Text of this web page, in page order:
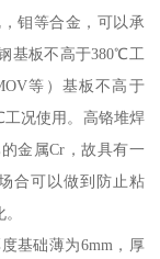
钼等合金，可以承
基板不高于380℃工
等）基板不高于
况使用。高铬堆焊
金属Cr，故具有一
合可以做到防止粘
基础薄为6mm，厚